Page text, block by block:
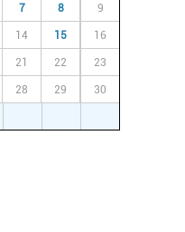
7 8 9
14 15 16
21 22 23
28 29 30